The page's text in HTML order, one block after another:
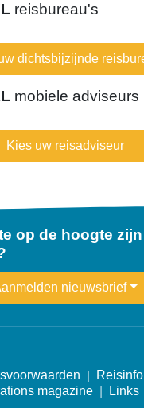
reisbureau's
dichtsbijzijnde
mobiele adviseurs
Kies uw reisadviseur
op de hoogte
nieuwsbrief
magazine Links